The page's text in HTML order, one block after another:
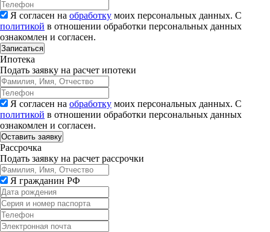
Я согласен на обработку моих персональных данных. С
политикой в отношении обработки персональных данных
ознакомлен и согласен.
Записаться
Ипотека
Подать заявку на расчет ипотеки
Я согласен на обработку моих персональных данных. С
политикой в отношении обработки персональных данных
ознакомлен и согласен.
Рассрочка
Подать заявку на расчет рассрочки
Я гражданин РФ